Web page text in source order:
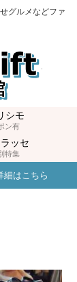
グルメなどファ
シモ
ン有
ッセ
特集
細はこちら